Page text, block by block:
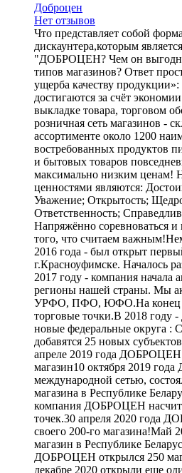
Доброцен
Нет отзывов
Что представляет собой
дискаунтера,которым
"ДОБРОЦЕН? Чем он выгодно
типов магазинов? Ответ
ущерба качеству
достигаются за счёт
выкладке товара, торговом
розничная сеть магазинов -
ассортименте около 1200
востребованных продуктов
и бытовых товаров
максимально низким
ценностями являются:
Уважение; Открытость;
Ответственность;
Напряжённо соревноваться
того, что считаем
2016 года - был открыт
г.Красноуфимске.
2017 году - компания начала
регионы нашей страны. Мы
УРФО, ПФО, ЮФО.На конец
торговые точки.В 2018
новые федеральные
добавятся 25 новых
апреле 2019 года ДОБРОЦЕН
магазин10 октября 2019
международной сетью,
магазина в Республике
компания ДОБРОЦЕН
точек.30 апреля 2020 года
своего 200-го
магазин в Республике
ДОБРОЦЕН открылся 250
декабре 2020 открыли еще